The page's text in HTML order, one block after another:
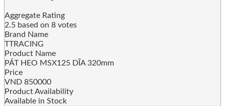
Aggregate Rating
2.5 based on 8 votes
Brand Name
TTRACING
Product Name
PÁT HEO MSX125 DĨA 320mm
Price
VND 850000
Product Availability
Available in Stock